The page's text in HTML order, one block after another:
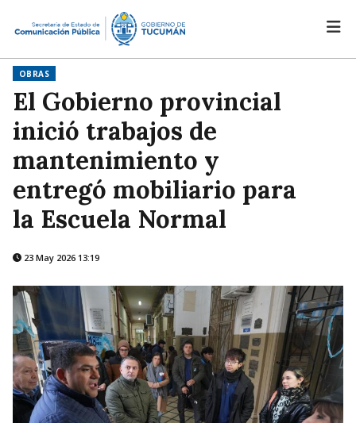
OBRAS
El Gobierno provincial
inició trabajos de
mantenimiento y
entregó mobiliario para
la Escuela Normal
23 May 2026 13:19